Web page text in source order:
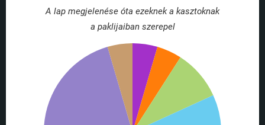
A lap megjelenése óta ezeknek a kasztoknak
a paklijaiban szerepel